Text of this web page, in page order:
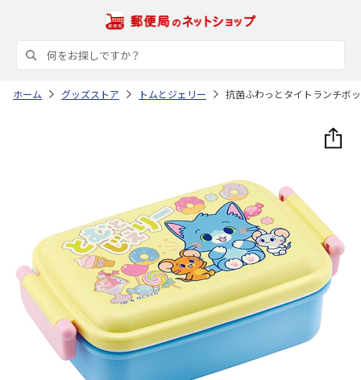
ホーム グッズストア トムとジェリー 抗菌ふわっとタイトランチボ